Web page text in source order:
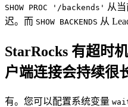
SHOW PROC '/backends' 从
迟。而 SHOW BACKENDS 从
StarRocks 有超时
户端连接会持续很
有。您可以配置系统变量